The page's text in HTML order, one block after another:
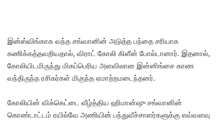
இன்ஸ்விங்காக வந்த சங்வானின் அடுத்த பந்தை சரியாக
கணிக்கத்தவறியதால், விராட் கோலி கிளீன் போல்டானார். இதனால்,
கோலியிடமிருந்து மிகப்பெரிய அளவிலான இன்னிங்சை காண
வந்திருந்த ரசிகர்கள் மிகுந்த ஏமாற்றமடைந்தனர்.
கோலியின் விக்கெட்டை வீழ்த்திய ஹிமான்ஷு சங்வானின்
கொண்டாட்டம் ரயில்வே அணியின் பந்துவீச்சாளர்களுக்கு எவ்வளவு